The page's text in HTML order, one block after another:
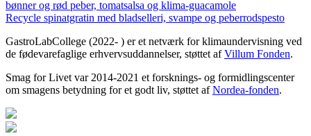
bønner og rød peber, tomatsalsa og klima-guacamole
Recycle spinatgratin med bladselleri, svampe og peberrodspesto
GastroLabCollege (2022- ) er et netværk for klimaundervisning ved
de fødevarefaglige erhvervsuddannelser, støttet afVillum Fonden.
Smag for Livet var 2014-2021 et forsknings- og formidlingscenter
om smagens betydning for et godt liv, støttet afNordea-fonden.